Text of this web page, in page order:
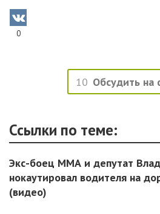
0
10 Обсудить на
Ссылки по теме:
Экс-боец ММА и депутат
нокаутировал водителя на
(видео)